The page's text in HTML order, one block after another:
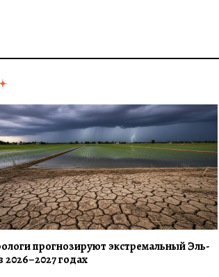
прогнозируют экстремальный Эль-
2026–2027 годах